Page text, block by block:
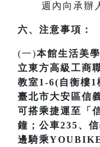
週內向承辦
六、注意事項：
(一)本館生活美
立東方高級工商
教室1-6(自衡樓1
臺北市大安區信
可搭乘捷運至「
鐘；公車235、
邊騎乘